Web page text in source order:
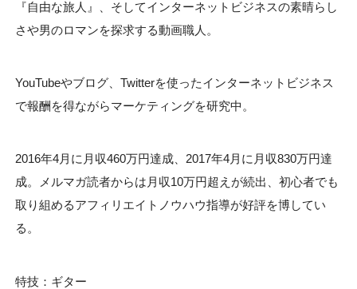
『自由な旅人』、そしてインターネットビジネスの素晴らし
さや男のロマンを探求する動画職人。
YouTubeやブログ、Twitterを使ったインターネットビジネス
で報酬を得ながらマーケティングを研究中。
2016年4月に月収460万円達成、2017年4月に月収830万円達
成。メルマガ読者からは月収10万円超えが続出、初心者でも
取り組めるアフィリエイトノウハウ指導が好評を博してい
る。
特技：ギター